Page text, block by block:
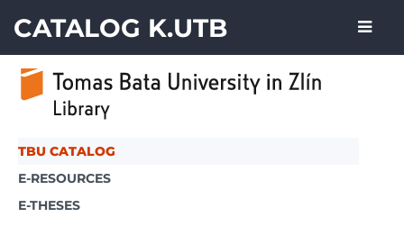
CATALOG K.UTB
TBU CATALOG
E-RESOURCES
E-THESES